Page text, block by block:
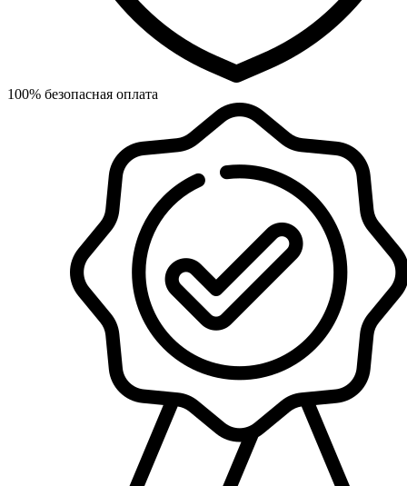
100% безопасная оплата